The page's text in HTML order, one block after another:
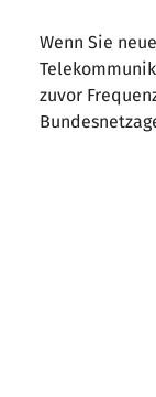
Wenn Sie
zuvor